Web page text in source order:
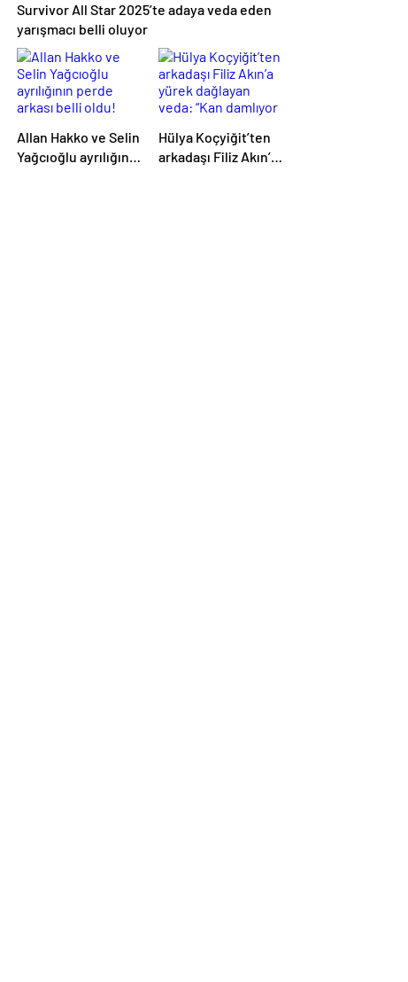
Survivor All Star 2025’te adaya veda eden
yarışmacı belli oluyor
Allan Hakko ve Selin
Yağcıoğlu ayrılığının
Hülya Koçyiğit’ten
arkadaşı Filiz Akın’a